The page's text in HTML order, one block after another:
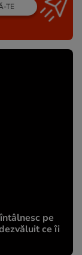
TE
pe
ce îi